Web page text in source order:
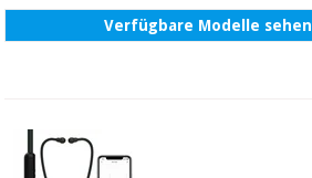
Verfügbare Modelle sehen